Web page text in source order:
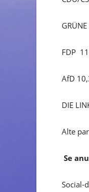
FDP
AfD
DIE
Alte
Se
Social-